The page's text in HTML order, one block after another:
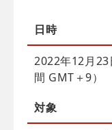
日時
2022年12月
間 GMT＋9）
対象